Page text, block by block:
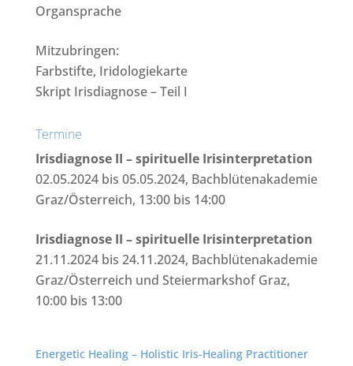
Organsprache
Mitzubringen:
Farbstifte, Iridologiekarte
Skript Irisdiagnose – Teil I
Termine
Irisdiagnose II – spirituelle Irisinterpretation
02.05.2024 bis 05.05.2024, Bachblütenakademie
Graz/Österreich, 13:00 bis 14:00
Irisdiagnose II – spirituelle Irisinterpretation
21.11.2024 bis 24.11.2024, Bachblütenakademie
Graz/Österreich und Steiermarkshof Graz,
10:00 bis 13:00
Energetic Healing – Holistic Iris-Healing Practitioner